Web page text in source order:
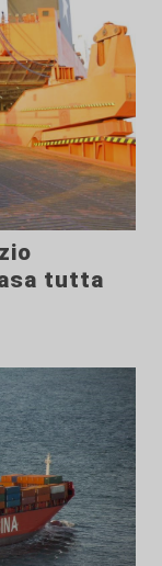
tutta